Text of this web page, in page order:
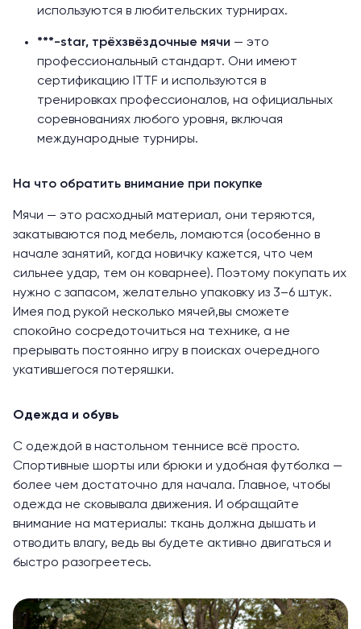
используются в любительских турнирах.
***-star, трёхзвёздочные мячи — это
профессиональный стандарт. Они имеют
сертификацию ITTF и используются в
тренировках профессионалов, на официальных
соревнованиях любого уровня, включая
международные турниры.
На что обратить внимание при покупке
Мячи — это расходный материал, они теряются,
закатываются под мебель, ломаются (особенно в
начале занятий, когда новичку кажется, что чем
сильнее удар, тем он коварнее). Поэтому покупать их
нужно с запасом, желательно упаковку из 3–6 штук.
Имея под рукой несколько мячей,вы сможете
спокойно сосредоточиться на технике, а не
прерывать постоянно игру в поисках очередного
укатившегося потеряшки.
Одежда и обувь
С одеждой в настольном теннисе всё просто.
Спортивные шорты или брюки и удобная футболка —
более чем достаточно для начала. Главное, чтобы
одежда не сковывала движения. И обращайте
внимание на материалы: ткань должна дышать и
отводить влагу, ведь вы будете активно двигаться и
быстро разогреетесь.